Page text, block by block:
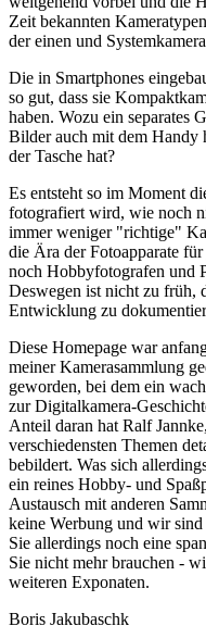
Zeit bekannten
der einen und
Die in Smartphones
so gut, dass sie
haben. Wozu ein separates
Bilder auch mit dem Handy
der Tasche hat?
Es entsteht so im Moment
fotografiert wird, wie noch
immer weniger "richtige"
die Ära der Fotoapparate
noch Hobbyfotografen und
Deswegen ist nicht zu früh,
Entwicklung zu
Diese Homepage war
meiner Kamerasammlung
geworden, bei dem ein
zur Digitalkamera-
Anteil daran hat Ralf
verschiedensten Themen
bebildert. Was sich
ein reines Hobby- und
Austausch mit anderen
keine Werbung und wir
Sie allerdings noch eine
Sie nicht mehr brauchen -
weiteren Exponaten.
Boris Jakubaschk